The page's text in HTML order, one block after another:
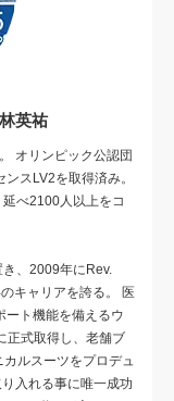
英祐
オリンピック公認団
スLV2を取得済み。
べ2100人以上をコ
、2009年にRev.
キャリアを誇る。 医
ート機能を備えるウ
正式取得し、老舗ブ
ルスーツをプロデュ
入れる事に唯一成功